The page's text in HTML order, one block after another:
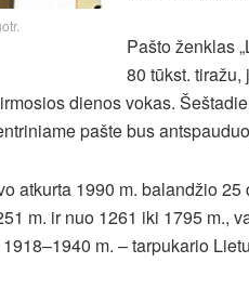
Pašto ženklas
80 tūkst. tiražu,
dienos vokas.
pašte bus
atkurta 1990 m. balandžio
m. ir nuo 1261 iki 1795 m.,
m. – tarpukario